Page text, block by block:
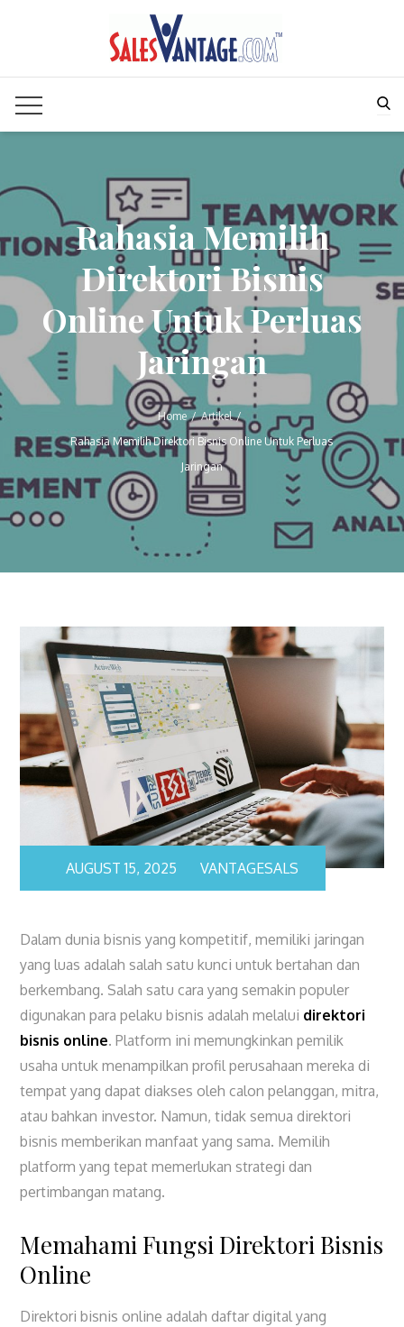
Rahasia Memilih
Direktori Bisnis
Online Untuk Perluas
Jaringan
Home
Artikel
Rahasia Memilih Direktori Bisnis Online Untuk Perluas
Jaringan
AUGUST 15, 2025 VANTAGESALS
Dalam dunia bisnis yang kompetitif, memiliki jaringan
yang luas adalah salah satu kunci untuk bertahan dan
berkembang. Salah satu cara yang semakin populer
digunakan para pelaku bisnis adalah melalui direktori
bisnis online. Platform ini memungkinkan pemilik
usaha untuk menampilkan profil perusahaan mereka di
tempat yang dapat diakses oleh calon pelanggan, mitra,
atau bahkan investor. Namun, tidak semua direktori
bisnis memberikan manfaat yang sama. Memilih
platform yang tepat memerlukan strategi dan
pertimbangan matang.
Memahami Fungsi Direktori Bisnis
Online
Direktori bisnis online adalah daftar digital yang